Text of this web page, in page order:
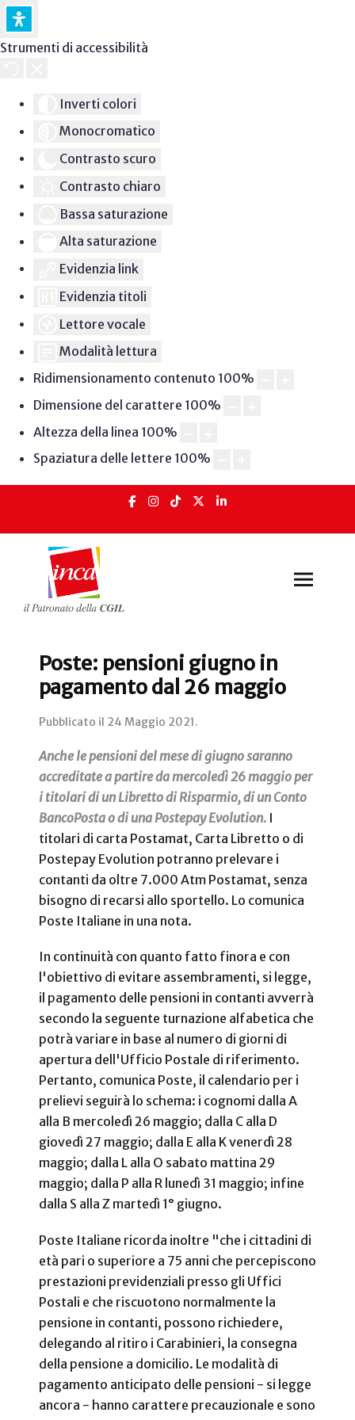
Strumenti di accessibilità
Inverti colori
Monocromatico
Contrasto scuro
Contrasto chiaro
Bassa saturazione
Alta saturazione
Evidenzia link
Evidenzia titoli
Lettore vocale
Modalità lettura
Ridimensionamento contenuto 100%
Dimensione del carattere 100%
Altezza della linea 100%
Spaziatura delle lettere 100%
Poste: pensioni giugno in
pagamento dal 26 maggio
Pubblicato il 24 Maggio 2021.
Anche le pensioni del mese di giugno saranno
accreditate a partire da mercoledì 26 maggio per
i titolari di un Libretto di Risparmio, di un Conto
BancoPosta o di una Postepay Evolution. I
titolari di carta Postamat, Carta Libretto o di
Postepay Evolution potranno prelevare i
contanti da oltre 7.000 Atm Postamat, senza
bisogno di recarsi allo sportello. Lo comunica
Poste Italiane in una nota.
In continuità con quanto fatto finora e con
l'obiettivo di evitare assembramenti, si legge,
il pagamento delle pensioni in contanti avverrà
secondo la seguente turnazione alfabetica che
potrà variare in base al numero di giorni di
apertura dell'Ufficio Postale di riferimento.
Pertanto, comunica Poste, il calendario per i
prelievi seguirà lo schema: i cognomi dalla A
alla B mercoledì 26 maggio; dalla C alla D
giovedì 27 maggio; dalla E alla K venerdì 28
maggio; dalla L alla O sabato mattina 29
maggio; dalla P alla R lunedì 31 maggio; infine
dalla S alla Z martedì 1° giugno.
Poste Italiane ricorda inoltre "che i cittadini di
età pari o superiore a 75 anni che percepiscono
prestazioni previdenziali presso gli Uffici
Postali e che riscuotono normalmente la
pensione in contanti, possono richiedere,
delegando al ritiro i Carabinieri, la consegna
della pensione a domicilio. Le modalità di
pagamento anticipato delle pensioni - si legge
ancora - hanno carattere precauzionale e sono